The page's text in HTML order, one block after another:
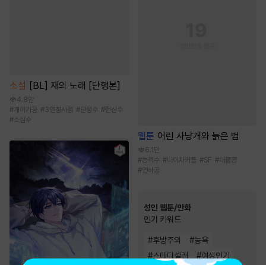
소설 [BL] 재의 노래 [단행본]
4.8만
# 개아가공 #3인칭시점 #단정수 #헌신수
#소심수
웹툰 어린 사냥개와 늙은 범
6.1만
#능력수 #나이차커플 #SF #대물공
#연하공
성인 웹툰/만화
인기 키워드
#후방주의 #능욕
#스테디셀러 #여성인기